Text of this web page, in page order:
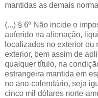
mantidas as demais
(...) § 6º Não incide o
auferido na alienação,
localizados no exterior
exterior, bem assim de
qualquer título, na
estrangeira mantida em
no ano-calendário, seja
cinco mil dólares norte-